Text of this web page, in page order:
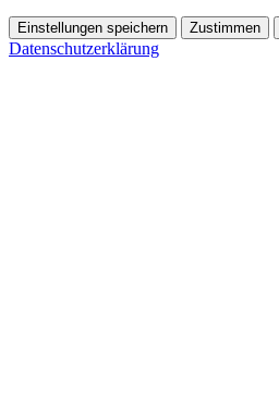
Einstellungen speichern Zustimmen
Datenschutzerklärung